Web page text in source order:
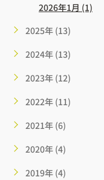
2026年1月 (1)
2025年 (13)
2024年 (13)
2023年 (12)
2022年 (11)
2021年 (6)
2020年 (4)
2019年 (4)